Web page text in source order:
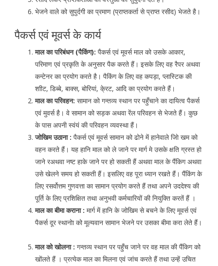
भेजने वाले को सुपुर्दगी का प्रमाण (प्राप्तकर्ता से प्राप्त रसीद) भेजते है।
पैकर्स एवं मूवर्स के कार्य
माल का परिबंधन (पैकिंग): पैकर्स एवं मूवर्स माल को उसके आकार,
परिमाण एवं प्रकृति के अनुसार पैक करते हैं। इसके लिए वह रैपर अथवा
कन्टेनर का प्रयोग करते है। पैकिंग के लिए वह कपड़ा, प्लास्टिक की
शाीट, डिब्बे, बाक्स, बोरियां, के्रट, आदि का प्रयोग करते हैं।
माल का परिवहन: सामान को गन्तव्य स्थान पर पहुँचाने का दायित्व पैकर्स
एवं मुवर्स है। वे सामान को सड़क अथवा रेंल परिवहन से भेजते हैं। कुछ
के पास अपनी स्वंयं की परिवहन व्यवस्था हैं।
जोखिम उठाना : पैकर्स एवं मूवर्स सामान को ढोने में हानेवाले जाेि खम को
वहन करते हैं। यह हानि माल को ले जाने पर मार्ग मे उसके क्षति ग्रस्त हो
जाने रअथवा नष्ट हाके जाने पर हो सकती हैं अथवा माल के पैंकिग अथवा
उसे खेलने समय हो सकती हैं। इसलिए वह पूरा ध्यान रखते हैं। पैंकिंग के
लिए रसर्वोत्तम गुणवत्ता का सामान प्रयोग करते हैं तथा अपने उददेश्य की
पूर्ति के लिए प्रशिक्षित तथा अनुभवी कर्मचारियों की नियुक्ति करतें हैं ।
माल का बीमा कराना : मार्ग में हानि के जोखिम से बचने के लिए मूवर्स एवं
पैकर्स दूर स्थानोा को मूल्यवान सामान भेजने पर उसका बीमा करा लेते हैं।
माल को खोलना : गन्तव्य स्थान पर पहुँच जाने पर वह माल की पैंकिग को
खोंलते हैं । प्रत्येक माल का मिलना एवं जांच करते हैं तथा उन्हें उचित